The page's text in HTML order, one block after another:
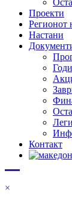
Проекти
Регионот
Настани
Контакт
×